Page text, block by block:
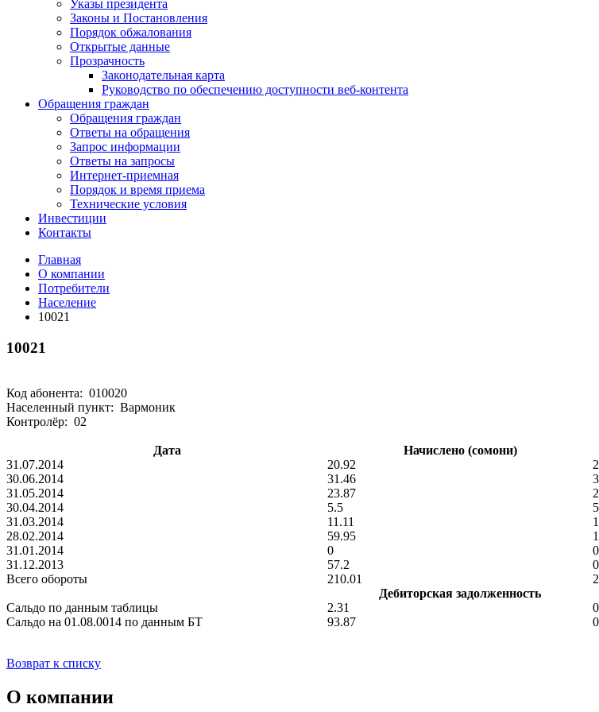
Указы президента
Законы и Постановления
Порядок обжалования
Открытые данные
Прозрачность
Законодательная карта
Руководство по обеспечению доступности веб-контента
Обращения граждан
Обращения граждан
Ответы на обращения
Запрос информации
Ответы на запросы
Интернет-приемная
Порядок и время приема
Технические условия
Инвестиции
Контакты
Главная
О компании
Потребители
Население
10021
10021
Код абонента: 010020
Населенный пункт: Вармоник
Контролёр: 02
Дата Начислено (сомони)
31.07.2014
20.92
30.06.2014
31.46
31.05.2014
23.87
30.04.2014
5.5
31.03.2014
11.11
28.02.2014
59.95
31.01.2014
0
0
31.12.2013
57.2
0
Всего обороты
210.01
Дебиторская задолженность
Сальдо по данным таблицы
2.31
0
Сальдо на 01.08.0014 по данным БТ
93.87 0
Возврат к списку
О компании